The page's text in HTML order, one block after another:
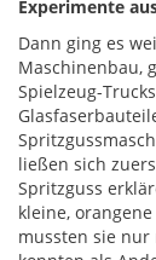
Experimente
Dann ging es
Maschinenbau,
Spielzeug-
ließen sich
Spritzguss
kleine,
mussten sie